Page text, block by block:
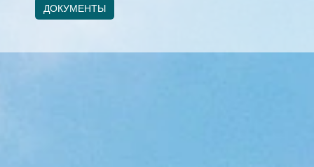
ДОКУМЕНТЫ